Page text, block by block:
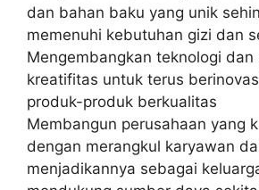
dan bahan baku yang unik
memenuhi kebutuhan gizi dan
Mengembangkan teknologi dan
kreatifitas untuk terus
produk-produk berkualitas
Membangun perusahaan yang
dengan merangkul karyawan
menjadikannya sebagai